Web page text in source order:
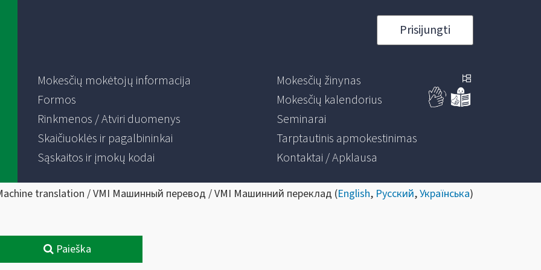
Prisijungti
Mokesčių mokėtojų informacija
Formos
Rinkmenos / Atviri duomenys
Skaičiuoklės ir pagalbininkai
Sąskaitos ir įmokų kodai
Mokesčių žinynas
Mokesčių kalendorius
Seminarai
Tarptautinis apmokestinimas
Kontaktai / Apklausa
translation / VMI Машинный перевод / VMI Машинний переклад (English, Русский,Українська)
Paieška